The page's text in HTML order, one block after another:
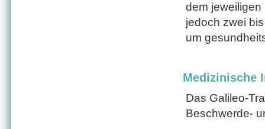
dem
jedoch zwei
um
Medizinische
Das Galileo-
Beschwerde-